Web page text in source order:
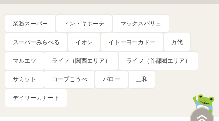
業務スーパー ドン・キホーテ マックスバリュ
スーパーみらべる イオン イトーヨーカドー 万代
マルエツ ライフ（関西エリア） ライフ（首都圏エリア）
サミット コープこうべ バロー 三和
デイリーカナート